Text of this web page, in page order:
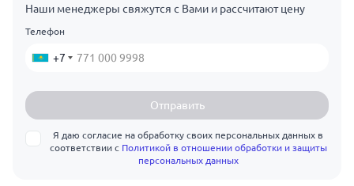
Наши менеджеры свяжутся с Вами и рассчитают цену
Телефон
+7
Отправить
Я даю согласие на обработку своих персональных данных в
соответствии с Политикой в отношении обработки и защиты
персональных данных